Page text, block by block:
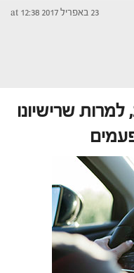
23 באפריל 2017 at 12:38
שרישיונו